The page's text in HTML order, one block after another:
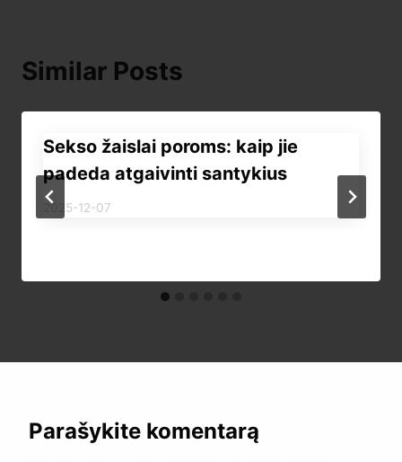
Similar Posts
Sekso žaislai poroms: kaip jie
padeda atgaivinti santykius
By2025-12-07
Parašykite komentarą